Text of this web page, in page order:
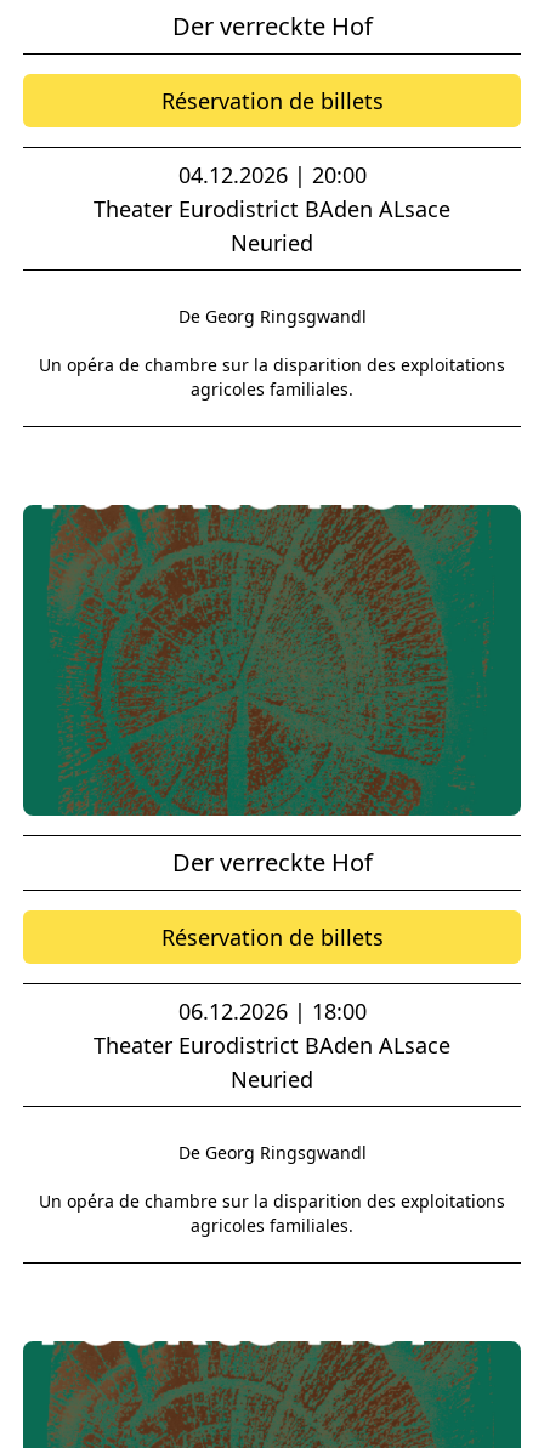
Der verreckte Hof
Réservation de billets
04.12.2026 | 20:00
Theater Eurodistrict BAden ALsace
Neuried
De Georg Ringsgwandl
Un opéra de chambre sur la disparition des exploitations
agricoles familiales.
Der verreckte Hof
Réservation de billets
06.12.2026 | 18:00
Theater Eurodistrict BAden ALsace
Neuried
De Georg Ringsgwandl
Un opéra de chambre sur la disparition des exploitations
agricoles familiales.